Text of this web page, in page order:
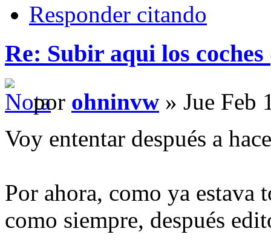
Responder citando
Re: Subir aqui los
por ohninvw » Jue Feb
Voy ententar después a
Por ahora, como ya
como siempre, después